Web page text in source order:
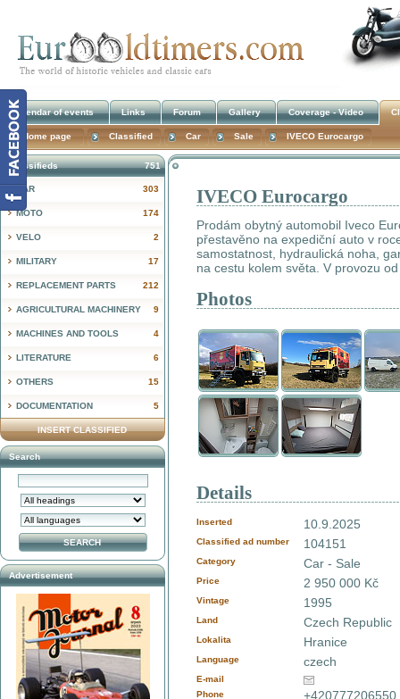
IVECO Eurocargo
Prodám obytný automobil Iveco
přestavěno na expediční auto v
samostatnost, hydraulická noha,
na cestu kolem světa. V provozu
Photos
Details
Inserted 10.9.2025
Classified ad number 104151
Category Car - Sale
Price 2 950 000 Kč
Vintage 1995
Land Czech Republic
Lokalita Hranice
Language czech
E-mail
Phone
+420777206550
751
Classifieds
303
CAR
174
MOTO
2
VELO
17
MILITARY
212
REPLACEMENT PARTS
9
AGRICULTURAL MACHINERY
4
MACHINES AND TOOLS
6
LITERATURE
15
OTHERS
5
DOCUMENTATION
INSERT CLASSIFIED
Search
Advertisement
Calendar of events Links Forum Gallery Coverage - Video
Home page Classified Car Sale IVECO Eurocargo